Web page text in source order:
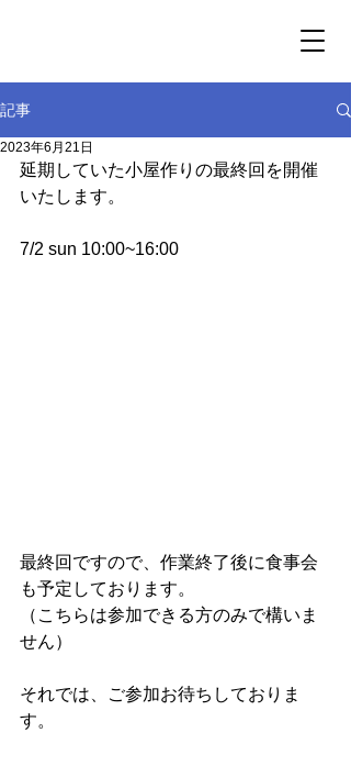
記事
2023年6月21日
延期していた小屋作りの最終回を開催
いたします。
7/2 sun 10:00~16:00
最終回ですので、作業終了後に食事会
も予定しております。
（こちらは参加できる方のみで構いま
せん）
それでは、ご参加お待ちしておりま
す。